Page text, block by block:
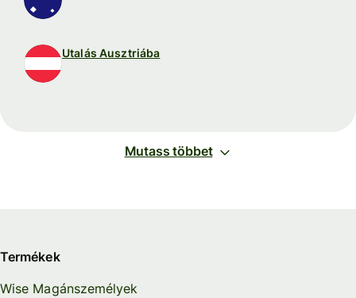
Utalás Ausztriába
Mutass többet
Termékek
Wise Magánszemélyek